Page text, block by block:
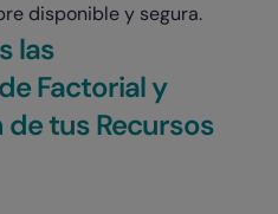
disponible y segura.
las
Factorial y
tus Recursos